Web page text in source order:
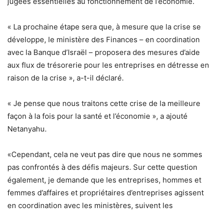
« La prochaine étape sera que, à mesure que la crise se
développe, le ministère des Finances – en coordination
avec la Banque d’Israël – proposera des mesures d’aide
aux flux de trésorerie pour les entreprises en détresse en
raison de la crise », a-t-il déclaré.
« Je pense que nous traitons cette crise de la meilleure
façon à la fois pour la santé et l’économie », a ajouté
Netanyahu.
«Cependant, cela ne veut pas dire que nous ne sommes
pas confrontés à des défis majeurs. Sur cette question
également, je demande que les entreprises, hommes et
femmes d’affaires et propriétaires d’entreprises agissent
en coordination avec les ministères, suivent les